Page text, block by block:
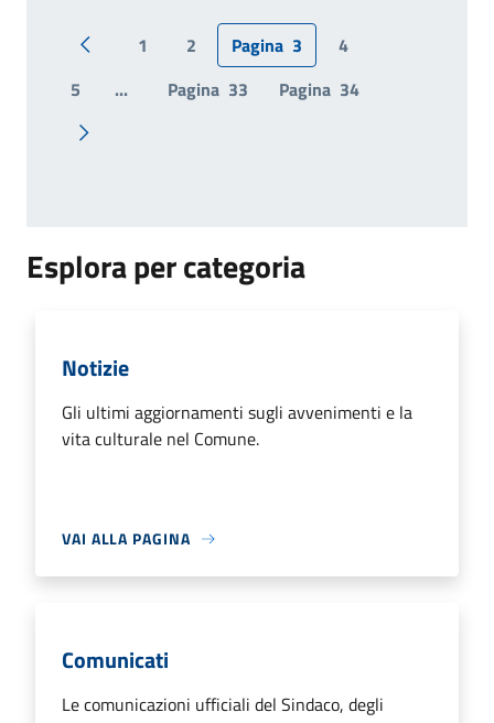
Pagina precedente
1 2 Pagina 3
4
5
... Pagina 33 Pagina 34
Pagina successiva
Esplora per categoria
Notizie
Gli ultimi aggiornamenti sugli avvenimenti e la
vita culturale nel Comune.
VAI ALLA PAGINA
Comunicati
Le comunicazioni ufficiali del Sindaco, degli